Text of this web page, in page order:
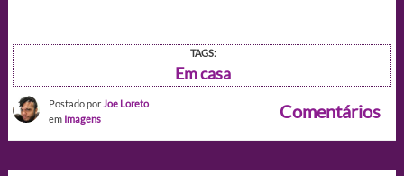
TAGS:
Em casa
Postado por Joe Loreto
em Imagens Comentários